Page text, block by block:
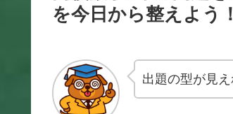
を今日から整えよう！
出題の型が見